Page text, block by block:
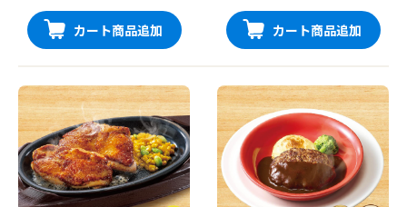
カート商品追加 カート商品追加